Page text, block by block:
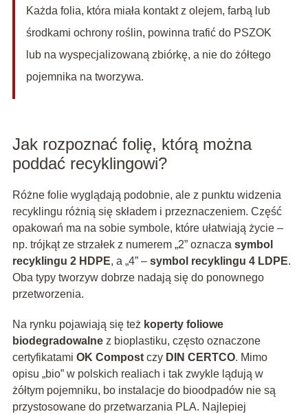
Każda folia, która miała kontakt z olejem, farbą lub
środkami ochrony roślin, powinna trafić do PSZOK
lub na wyspecjalizowaną zbiórkę, a nie do żółtego
pojemnika na tworzywa.
Jak rozpoznać folię, którą można
poddać recyklingowi?
Różne folie wyglądają podobnie, ale z punktu widzenia
recyklingu różnią się składem i przeznaczeniem. Część
opakowań ma na sobie symbole, które ułatwiają życie –
np. trójkąt ze strzałek z numerem „2” oznacza symbol
recyklingu 2 HDPE, a „4” – symbol recyklingu 4 LDPE.
Oba typy tworzyw dobrze nadają się do ponownego
przetworzenia.
Na rynku pojawiają się też koperty foliowe
biodegradowalnez bioplastiku, często oznaczone
certyfikatami OK Compostczy DIN CERTCO. Mimo
opisu „bio” w polskich realiach i tak zwykle lądują w
żółtym pojemniku, bo instalacje do bioodpadów nie są
przystosowane do przetwarzania PLA. Najlepiej